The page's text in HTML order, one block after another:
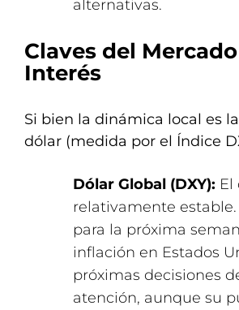
alternativas.
Claves del
Interés
Si bien la dinámica local es
dólar (medida por el Índice
Dólar Global (DXY): El
relativamente
para la próxima
inflación en Estados
próximas decisiones
atención, aunque su